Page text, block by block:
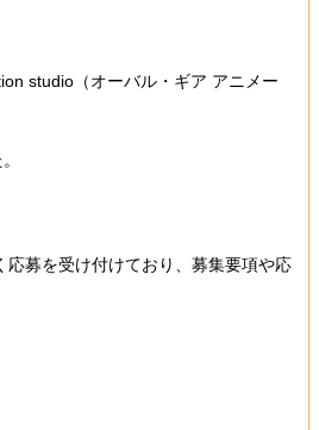
studio（オーバル・ギア アニメー
募を受け付けており、募集要項や応